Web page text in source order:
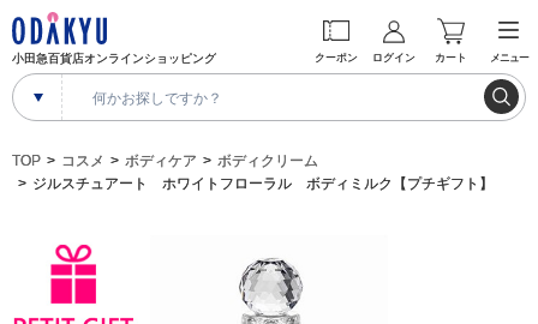
小田急百貨店オンラインショッピング クーポン ログイン カート メニュー
TOP コスメ ボディケア
ボディクリーム
ジルスチュアート ホワイトフローラル ボディミルク【プチギフト】